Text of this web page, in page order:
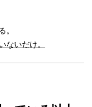
。
ないだけ。